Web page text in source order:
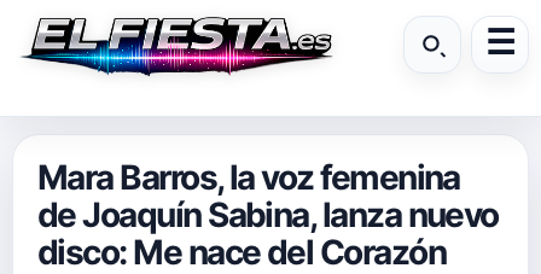
Mara Barros, la voz femenina
de Joaquín Sabina, lanza nuevo
disco: Me nace del Corazón